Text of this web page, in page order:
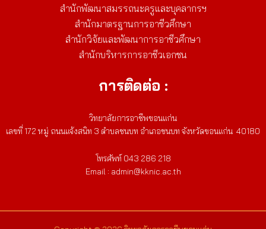
สำนักพัฒนาสมรรถนะครูและบุคลากรฯ
สำนักมาตรฐานการอาชีวศึกษา
สำนักวิจัยและพัฒนาการอาชีวศึกษา
สำนักบริหารการอาชีวเอกชน
การติดต่อ :
วิทยาลัยการอาชีพขอนแก่น
เลขที่ 172 หมู่ ถนนแจ้งสนิท 3 ตำบลชนบท อำเภอชนบท จังหวัดขอนแก่น 40180
โทรศัพท์ 043 286 218
Email : admin@kknic.ac.th